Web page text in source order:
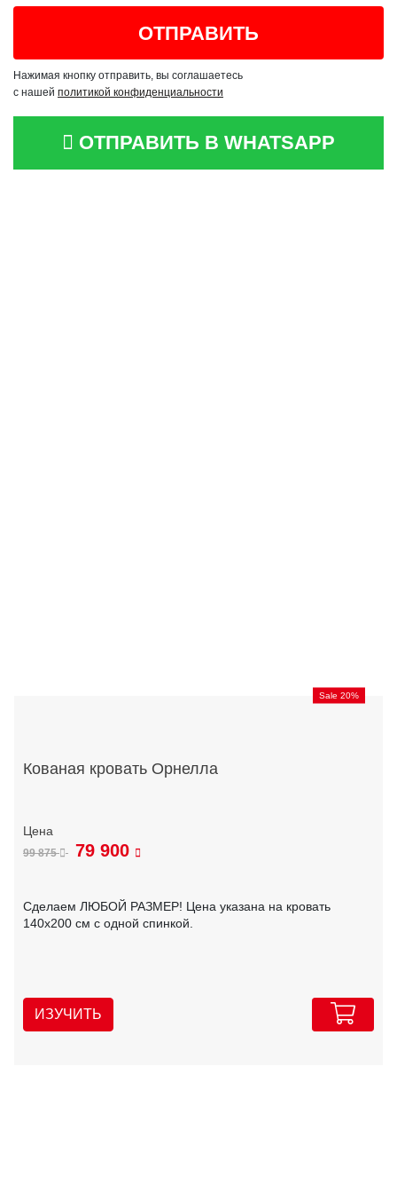
Нажимая кнопку отправить, вы соглашаетесь
с нашей политикой конфиденциальности
ОТПРАВИТЬ В WHATSAPP
Sale 20%
Кованая кровать Орнелла
99 875 79 900
Сделаем ЛЮБОЙ РАЗМЕР! Цена указана на кровать
140х200 см с одной спинкой.
ИЗУЧИТЬ